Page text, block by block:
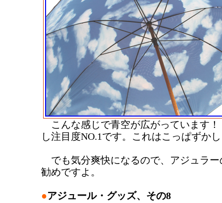
こんな感じで青空が広がっています
し注目度NO.1です。これはこっぱずか
でも気分爽快になるので、アジュラー
勧めですよ。
●アジュール・グッズ、その8